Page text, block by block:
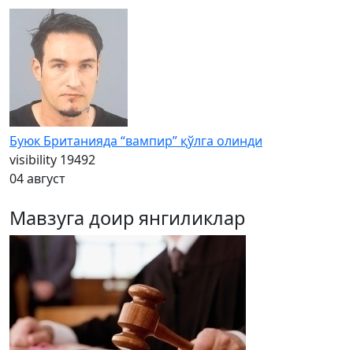
Буюк Британияда “вампир” қўлга олинди
visibility 19492
04 август
Мавзуга доир янгиликлар